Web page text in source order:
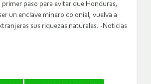
paso para evitar que Honduras,
un enclave minero colonial, vuelva a
sus riquezas naturales. -Noticias